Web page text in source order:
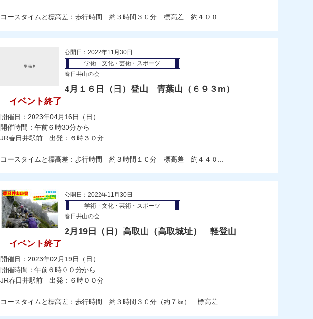
コースタイムと標高差：歩行時間 約３時間３０分 標高差 約４００...
公開日：2022年11月30日
学術・文化・芸術・スポーツ
春日井山の会
4月１６日（日）登山 青葉山（６９３m）
イベント終了
開催日：2023年04月16日（日）
開催時間：午前６時30分から
JR春日井駅前 出発：６時３０分
コースタイムと標高差：歩行時間 約３時間１０分 標高差 約４４０...
公開日：2022年11月30日
学術・文化・芸術・スポーツ
春日井山の会
2月19日（日）高取山（高取城址） 軽登山
イベント終了
開催日：2023年02月19日（日）
開催時間：午前６時００分から
JR春日井駅前 出発：６時００分
コースタイムと標高差：歩行時間 約３時間３０分（約７㎞） 標高差...